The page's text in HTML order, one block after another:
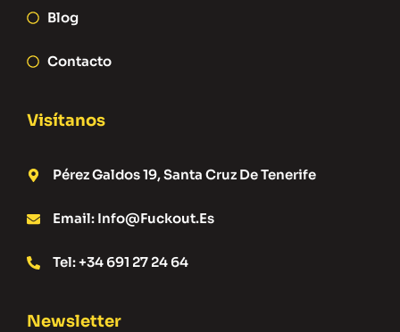
Blog
Contacto
Visítanos
Pérez Galdos 19, Santa Cruz De Tenerife
Email: Info@fuckout.es
Tel: +34 691 27 24 64
Newsletter